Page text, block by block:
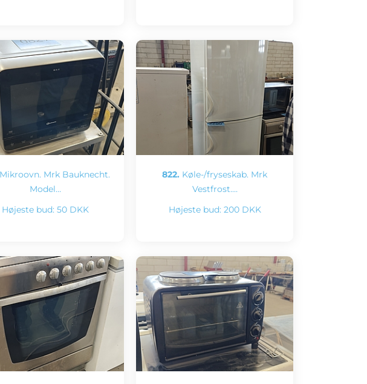
Mikroovn. Mrk Bauknecht.
Model…
Højeste bud: 50 DKK
822. Køle-/fryseskab. Mrk
Vestfrost.…
Højeste bud: 200 DKK